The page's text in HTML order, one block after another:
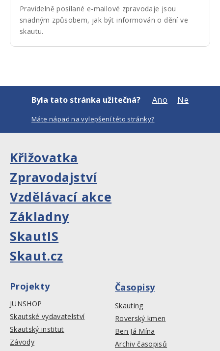
Pravidelně posílané e-mailové zpravodaje jsou
snadným způsobem, jak být informován o dění ve
skautu.
Byla tato stránka užitečná? Ano Ne
Máte nápad na vylepšení této stránky?
Křižovatka
Zpravodajství
Vzdělávací akce
Základny
SkautIS
Skaut.cz
Projekty
JUNSHOP
Skautské vydavatelství
Skautský institut
Závody
Časopisy
Skauting
Roverský kmen
Ben Já Mína
Archiv časopisů